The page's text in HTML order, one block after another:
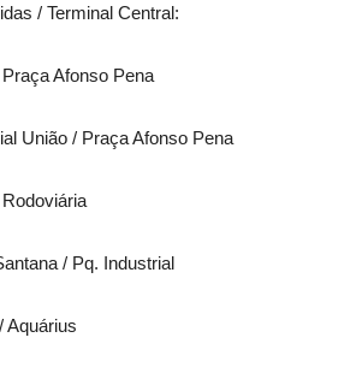
/ Terminal Central:
Afonso Pena
União / Praça Afonso Pena
/ Pq. Industrial
Aquárius